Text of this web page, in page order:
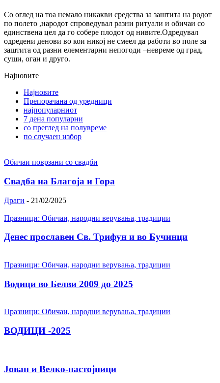
Со оглед на тоа немало никакви средства за заштита на родот
по полето ,народот спроведувал разни ритуали и обичаи со
единствена цел да го собере плодот од нивите.Одредувал
одредени денови во кои никој не смеел да работи во поле за
заштита од разни елементарни непогоди –невреме од град,
суши, оган и друго.
Најновите
Најновите
Препорачана од уредници
најпопуларниот
7 дена популарни
со преглед на полувреме
по случаен избор
Обичаи поврзани со свадби
Свадба на Благоја и Гора
Драги - 21/02/2025
Празници: Обичаи, народни верувања, традиции
Денес прославен Св. Трифун и во Бучинци
Празници: Обичаи, народни верувања, традиции
Водици во Белви 2009 до 2025
Празници: Обичаи, народни верувања, традиции
ВОДИЦИ -2025
Јован и Велко-настојници